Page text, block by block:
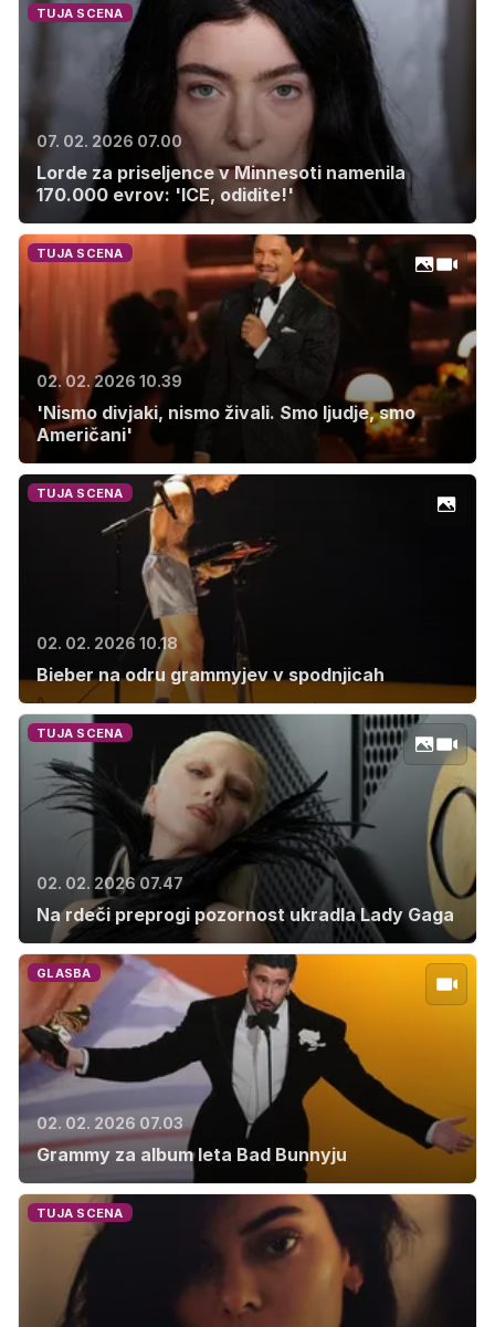
TUJA SCENA
07. 02. 2026 07.00
Lorde za priseljence v Minnesoti namenila
170.000 evrov: 'ICE, odidite!'
TUJA SCENA
02. 02. 2026 10.39
'Nismo divjaki, nismo živali. Smo ljudje, smo
Američani'
TUJA SCENA
02. 02. 2026 10.18
Bieber na odru grammyjev v spodnjicah
TUJA SCENA
02. 02. 2026 07.47
Na rdeči preprogi pozornost ukradla Lady Gaga
GLASBA
02. 02. 2026 07.03
Grammy za album leta Bad Bunnyju
TUJA SCENA